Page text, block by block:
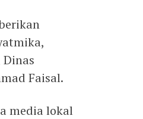
Faisal.
media lokal